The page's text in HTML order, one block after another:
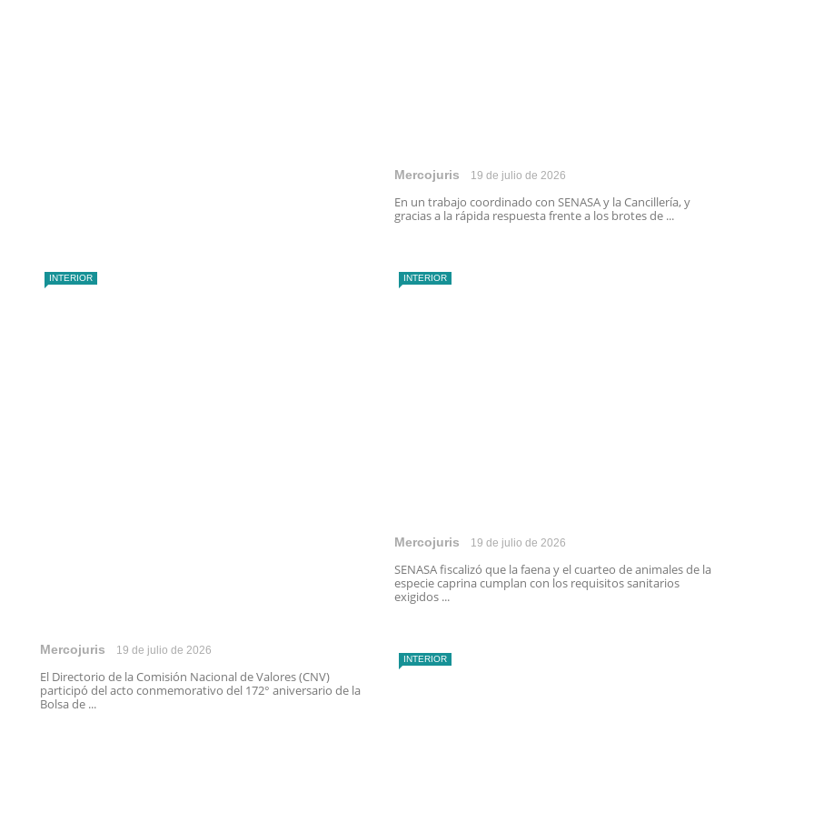
Mercojuris 19 de julio de 2026
En un trabajo coordinado con SENASA y la Cancillería, y
gracias a la rápida respuesta frente a los brotes de ...
INTERIOR
Mercojuris 19 de julio de 2026
El Directorio de la Comisión Nacional de Valores (CNV)
participó del acto conmemorativo del 172° aniversario de la
Bolsa de ...
INTERIOR
Mercojuris 19 de julio de 2026
SENASA fiscalizó que la faena y el cuarteo de animales de la
especie caprina cumplan con los requisitos sanitarios
exigidos ...
INTERIOR